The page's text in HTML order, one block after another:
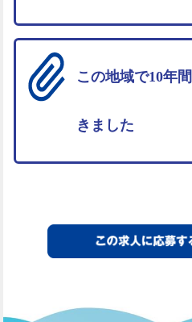
この地域で10年
きました